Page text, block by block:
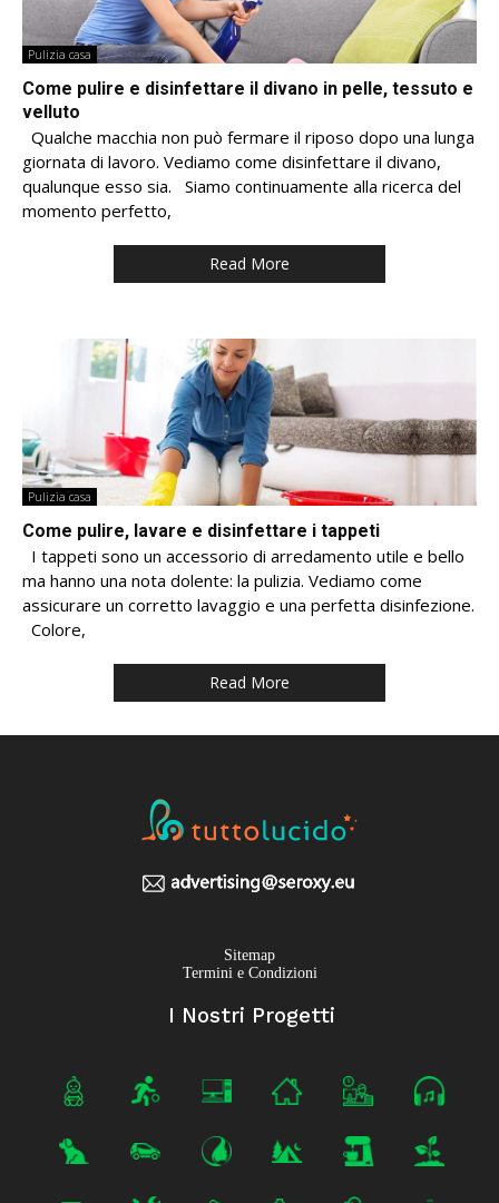
Pulizia casa
Come pulire e disinfettare il divano in pelle, tessuto e
velluto
Qualche macchia non può fermare il riposo dopo una lunga
giornata di lavoro. Vediamo come disinfettare il divano,
qualunque esso sia. Siamo continuamente alla ricerca del
momento perfetto,
Read More
Pulizia casa
Come pulire, lavare e disinfettare i tappeti
I tappeti sono un accessorio di arredamento utile e bello
ma hanno una nota dolente: la pulizia. Vediamo come
assicurare un corretto lavaggio e una perfetta disinfezione.
Colore,
Read More
Sitemap
Termini e Condizioni
I Nostri Progetti